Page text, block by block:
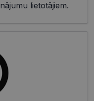
lietotājiem.